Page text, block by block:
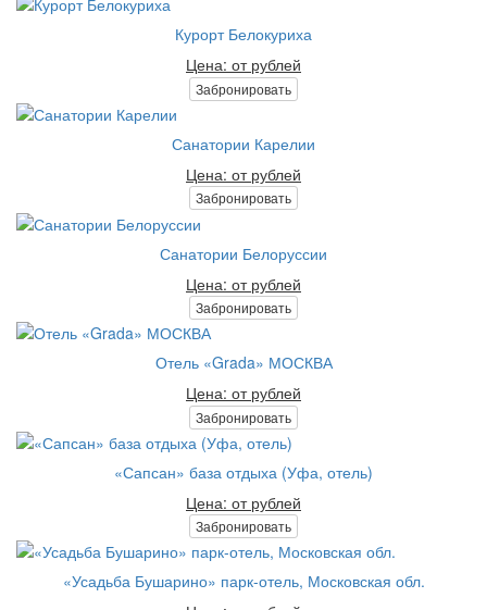
Курорт Белокуриха
Цена: от рублей
Забронировать
Санатории Карелии
Цена: от рублей
Забронировать
Санатории Белоруссии
Цена: от рублей
Забронировать
Отель «Grada» МОСКВА
Цена: от рублей
Забронировать
«Сапсан» база отдыха (Уфа, отель)
Цена: от рублей
Забронировать
«Усадьба Бушарино» парк-отель, Московская обл.